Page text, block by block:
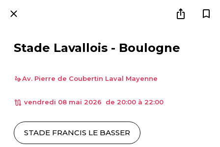
Stade Lavallois - Boulogne
Av. Pierre de Coubertin Laval Mayenne
vendredi 08 mai 2026  de 20:00 à 22:00
STADE FRANCIS LE BASSER